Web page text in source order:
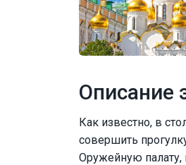
Описание
Как известно, в
совершить
Оружейную палату,